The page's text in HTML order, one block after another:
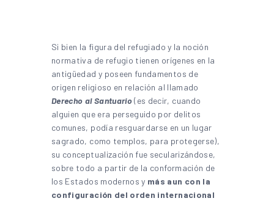
Si bien la figura del refugiado y la noción
normativa de refugio tienen orígenes en la
antigüedad y poseen fundamentos de
origen religioso en relación al llamado
Derecho al Santuario(es decir, cuando
alguien que era perseguido por delitos
comunes, podía resguardarse en un lugar
sagrado, como templos, para protegerse),
su conceptualización fue secularizándose,
sobre todo a partir de la conformación de
los Estados modernos y más aun con la
configuración del orden internacional